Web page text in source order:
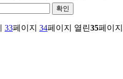
확인
33페이지 34페이지 열린35페이지